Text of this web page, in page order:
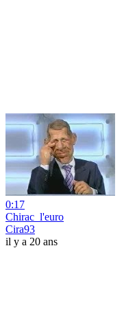
0:17
Chirac_l'euro
Cira93
il y a 20 ans